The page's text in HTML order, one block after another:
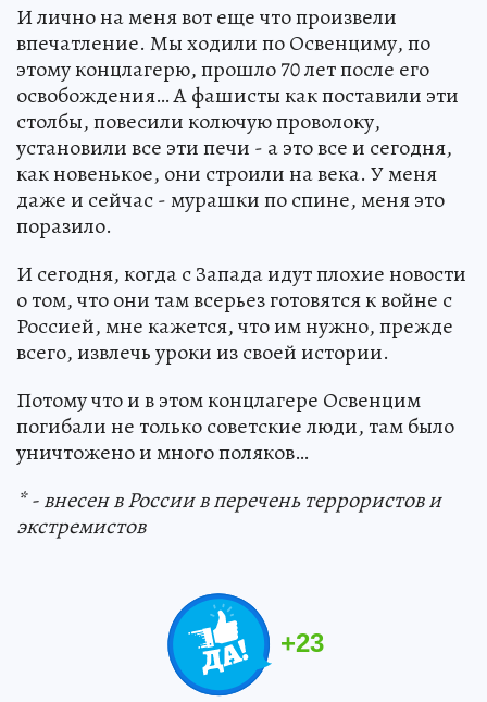
И лично на меня вот еще что произвели
впечатление. Мы ходили по Освенциму, по
этому концлагерю, прошло 70 лет после его
освобождения… А фашисты как поставили эти
столбы, повесили колючую проволоку,
установили все эти печи - а это все и сегодня,
как новенькое, они строили на века. У меня
даже и сейчас - мурашки по спине, меня это
поразило.
И сегодня, когда с Запада идут плохие новости
о том, что они там всерьез готовятся к войне с
Россией, мне кажется, что им нужно, прежде
всего, извлечь уроки из своей истории.
Потому что и в этом концлагере Освенцим
погибали не только советские люди, там было
уничтожено и много поляков…
* - внесен в России в перечень террористов и
экстремистов
+23